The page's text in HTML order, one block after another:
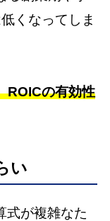
くなってしま
ROICの有効性
い
式が複雑なた